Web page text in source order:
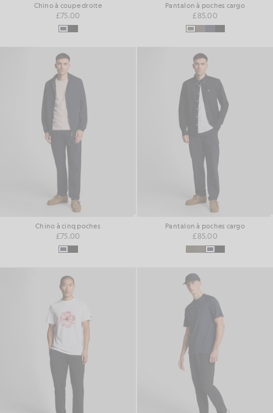
Chino à coupe droite
£75.00
Pantalon à poches cargo
£85.00
Chino à cinq poches
£75.00
Pantalon à poches cargo
£85.00